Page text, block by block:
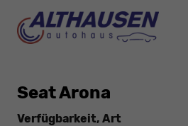
Seat Arona
Verfügbarkeit, Art